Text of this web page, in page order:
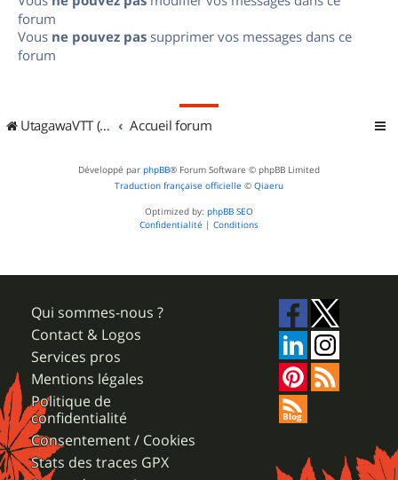
forum
Vous ne pouvez pas supprimer vos messages dans ce
forum
UtagawaVTT (Randos VTT et VTTAE avec traces GPS) Accueil forum
Développé par phpBB® Forum Software © phpBB Limited
Traduction française officielle © Qiaeru
Optimized by: phpBB SEO
Confidentialité | Conditions
Qui sommes-nous ?
Contact & Logos
Services pros
Mentions légales
Politique de
confidentialité
Consentement / Cookies
Stats des traces GPX